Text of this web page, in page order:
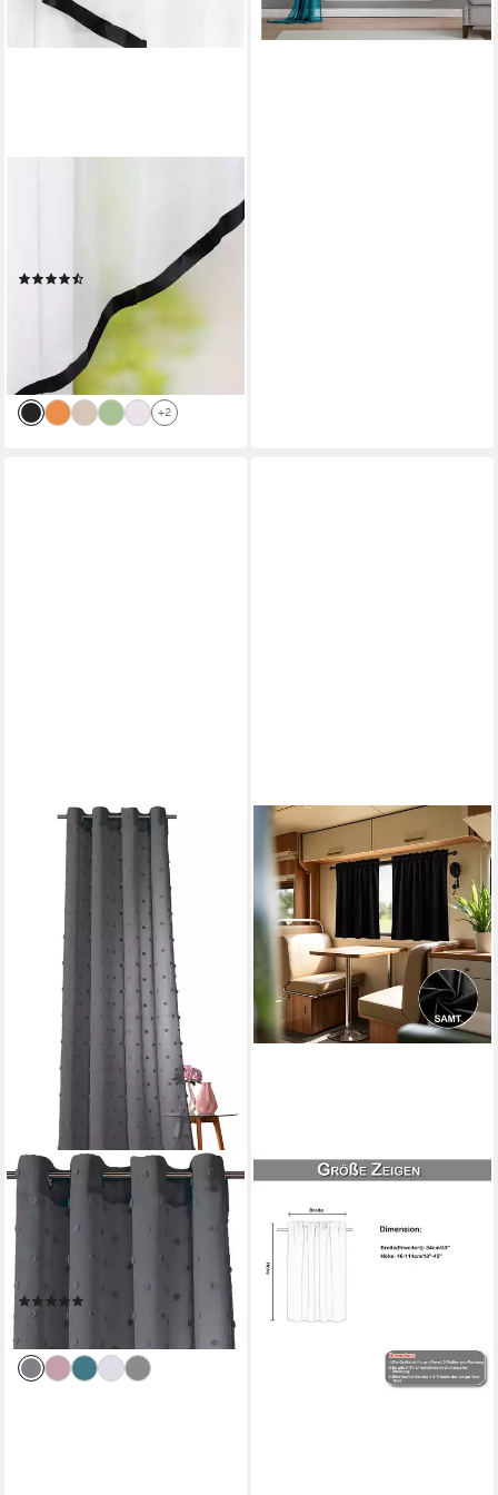
St), Kräuselband, transparent,
UVP 44,99 €
lieferbar - in 4-5 Werktagen bei dir
+2
WECKBRODT
Gardine Julina (1 St), Ösen,
transparent, Microfaser,
Leinen-Optik, transparent, mit
Pompoms, Gardine, Store
32,99 €
lieferbar - in 2-3 Werktagen bei dir